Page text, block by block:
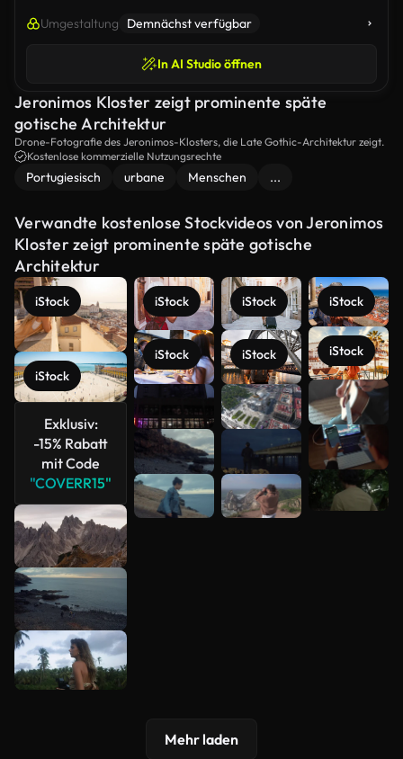
Umgestaltung Demnächst verfügbar
In AI Studio öffnen
Jeronimos Kloster zeigt prominente späte
gotische Architektur
Drone-Fotografie des Jeronimos-Klosters, die Late Gothic-Architektur zeigt.
Kostenlose kommerzielle Nutzungsrechte
Portugiesisch urbane Menschen ...
Verwandte kostenlose Stockvideos von Jeronimos
Kloster zeigt prominente späte gotische
Architektur
iStock
iStock
Exklusiv:
-15% Rabatt
mit Code
"COVERR15"
iStock
iStock
iStock
iStock
iStock
iStock
Mehr
anzeigen
Mehr laden